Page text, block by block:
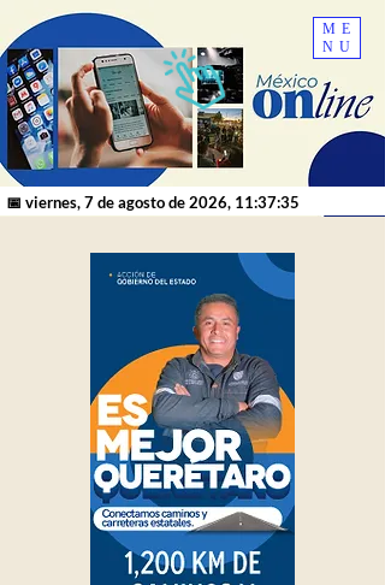
ME
NU
📅 viernes, 7 de agosto de 2026, 11:37:35